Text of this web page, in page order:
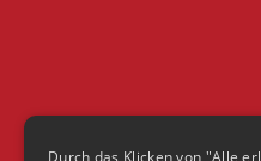
Durch das Klicken von "Alle